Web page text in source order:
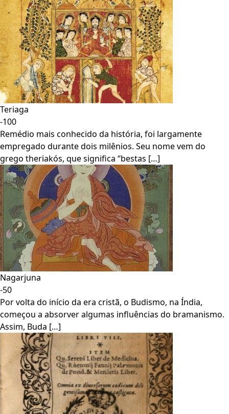
Teriaga
-100
Remédio mais conhecido da história, foi largamente
empregado durante dois milênios. Seu nome vem do
grego theriakós, que significa “bestas […]
Nagarjuna
-50
Por volta do início da era cristã, o Budismo, na Índia,
começou a absorver algumas influências do bramanismo.
Assim, Buda […]